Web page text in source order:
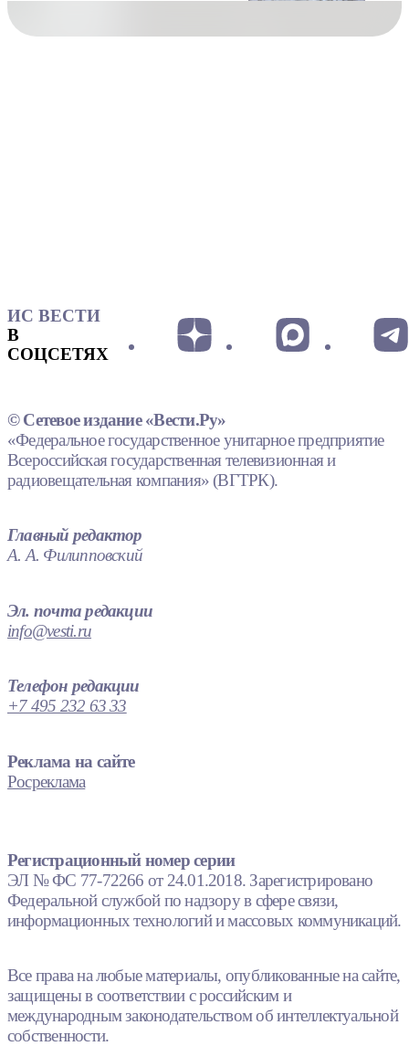
ИС ВЕСТИ
В
СОЦСЕТЯХ
© Сетевое издание «Вести.Ру»
«Федеральное государственное унитарное предприятие
Всероссийская государственная телевизионная и
радиовещательная компания» (ВГТРК).
Главный редактор
А. А. Филипповский
Эл. почта редакции
info@vesti.ru
Телефон редакции
+7 495 232 63 33
Реклама на сайте
Росреклама
Регистрационный номер серии
ЭЛ № ФС 77-72266 от 24.01.2018. Зарегистрировано
Федеральной службой по надзору в сфере связи,
информационных технологий и массовых коммуникаций.
Все права на любые материалы, опубликованные на сайте,
защищены в соответствии с российским и
международным законодательством об интеллектуальной
собственности.